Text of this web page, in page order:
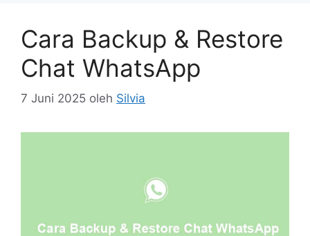
Cara Backup & Restore
Chat WhatsApp
7 Juni 2025 oleh Silvia